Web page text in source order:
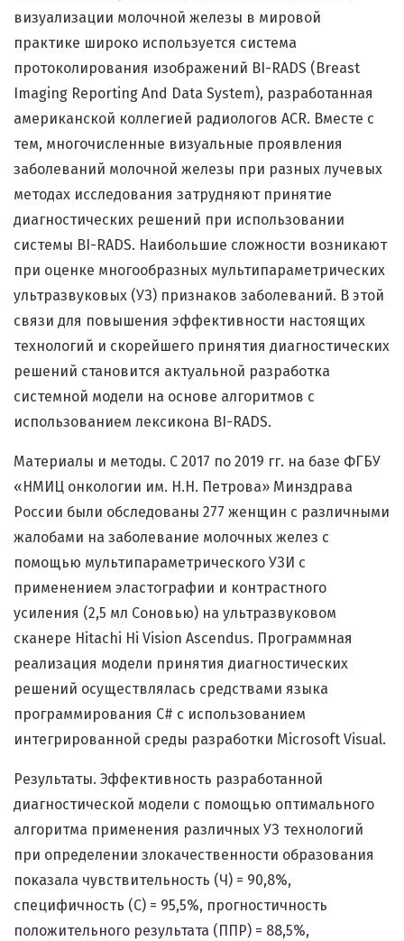
визуализации молочной железы в мировой
практике широко используется система
протоколирования изображений BI-RADS (Breast
Imaging Reporting And Data System), разработанная
американской коллегией радиологов ACR. Вместе с
тем, многочисленные визуальные проявления
заболеваний молочной железы при разных лучевых
методах исследования затрудняют принятие
диагностических решений при использовании
системы BI-RADS. Наибольшие сложности возникают
при оценке многообразных мультипараметрических
ультразвуковых (УЗ) признаков заболеваний. В этой
связи для повышения эффективности настоящих
технологий и скорейшего принятия диагностических
решений становится актуальной разработка
системной модели на основе алгоритмов с
использованием лексикона BI-RADS.
Материалы и методы. С 2017 по 2019 гг. на базе ФГБУ
«НМИЦ онкологии им. Н.Н. Петрова» Минздрава
России были обследованы 277 женщин с различными
жалобами на заболевание молочных желез с
помощью мультипараметрического УЗИ с
применением эластографии и контрастного
усиления (2,5 мл Соновью) на ультразвуковом
сканере Hitachi Hi Vision Ascendus. Программная
реализация модели принятия диагностических
решений осуществлялась средствами языка
программирования C# с использованием
интегрированной среды разработки Microsoft Visual.
Результаты. Эффективность разработанной
диагностической модели с помощью оптимального
алгоритма применения различных УЗ технологий
при определении злокачественности образования
показала чувствительность (Ч) = 90,8%,
специфичность (С) = 95,5%, прогностичность
положительного результата (ППР) = 88,5%,